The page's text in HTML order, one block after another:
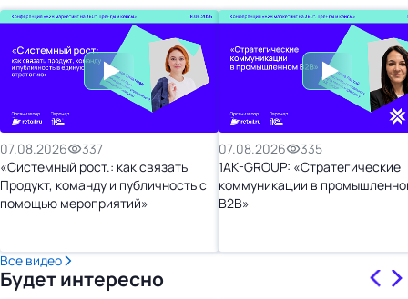
07.08.2026
337
«Системный рост.: как связать
Продукт, команду и публичность с
помощью мероприятий»
07.08.2026
335
1AK-GROUP: «Стратегические
коммуникации в
B2B»
Все видео
Будет интересно